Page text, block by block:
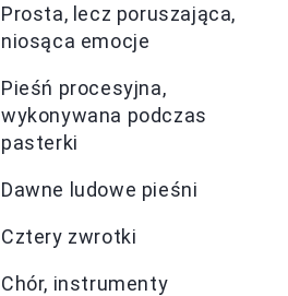
Prosta, lecz poruszająca,
niosąca emocje
Pieśń procesyjna,
wykonywana podczas
pasterki
Dawne ludowe pieśni
Cztery zwrotki
Chór, instrumenty